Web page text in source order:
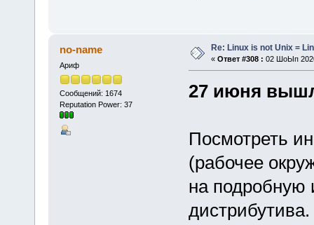
no-name
Ариф
Сообщений: 1674
Reputation Power: 37
Re: Linux is not Unix =
« Ответ #308 : 02 ШоЫп
27 июня
Посмотреть
(рабочее
на
дистрибутива.